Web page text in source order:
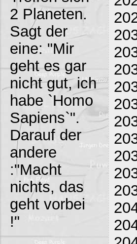
2 Planeten.
Sagt der
eine: "Mir
geht es gar
nicht gut, ich
habe `Homo
Sapiens`".
Darauf der
andere
:"Macht
nichts, das
geht vorbei
!"